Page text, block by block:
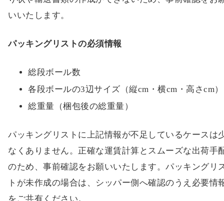
いいたします。
パッキングリストの必須情報
総段ボール数
各段ボールの3辺サイズ（縦cm・横cm・高さcm）
総重量（梱包後の総重量）
パッキングリストに上記情報が不足しているケースは
なくありません。正確な運賃計算とスムーズな出荷手
のため、事前確認をお願いいたします。パッキングリ
トが未作成の場合は、シッパー側へ確認のうえ必要情
をご共有ください。